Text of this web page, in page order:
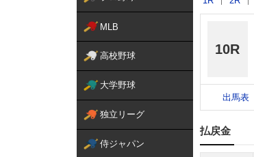
MLB
高校野球
大学野球
独立リーグ
侍ジャパン
10R
出馬表
払戻金